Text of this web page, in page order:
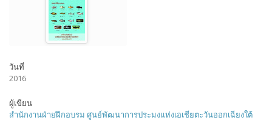
วันที่
2016
ผู้เขียน
สำนักงานฝ่ายฝึกอบรม ศูนย์พัฒนาการประมงแห่งเอเชียตะวันออกเฉียงใต้